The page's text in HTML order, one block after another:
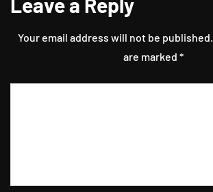
Your email address will not be published.
are marked *